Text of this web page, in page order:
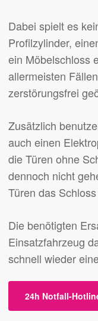
Dabei spielt es
Profilzylinder,
ein Möbelschloss
allermeisten
zerstörungsfrei
Zusätzlich
auch einen
die Türen ohne
dennoch nicht
Türen das
Die benötigten
Einsatzfahrzeug
schnell wieder
24h Notfall-